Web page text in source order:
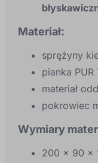
Materiał:
sprężyny
pianka PUR
materiał
pokrowiec
Wymiary
200 x 90 x